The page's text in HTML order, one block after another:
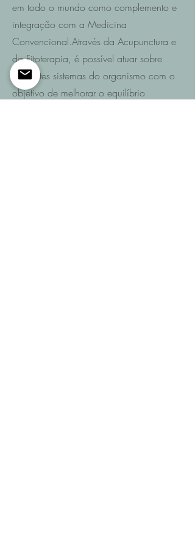
em todo o mundo como complemento e
integração com a Medicina
Convencional.Através da Acupunctura e
da Fitoterapia, é possível atuar sobre
diferentes sistemas do organismo com o
objetivo de melhorar o equilíbrio